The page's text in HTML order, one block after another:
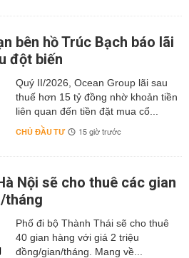
bên hồ Trúc Bạch báo lãi
đột biến
Quý II/2026, Ocean Group lãi sau
thuế hơn 15 tỷ đồng nhờ khoản tiền
liên quan đến tiền đặt mua cổ...
CHỦ ĐẦU TƯ 15 giờ trước
Nội sẽ cho thuê các gian
tháng
Phố đi bộ Thành Thái sẽ cho thuê
40 gian hàng với giá 2 triệu
đồng/gian/tháng. Mang về...